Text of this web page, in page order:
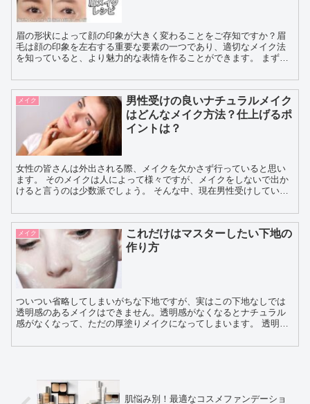
眉の形状によって顔の印象が大きく変わることをご存知ですか？眉
毛は顔の印象を左右する重要な要素の一つであり、適切なメイク法
を知っていると、より魅力的な表情を作ることができます。 まず、
メイク
男性受けの良いナチュラルメイク
はどんなメイク方法？仕上げるポ
イントは？
女性の皆さんは外出される際、メイクを欠かさず行っていると思い
ます。 そのメイクは人によって様々ですが、メイクをしないで出か
けると言うのは少数派でしょう。 そんな中、現在男性受けしている
メイク
これだけはマスターしたい下地の
作り方
ついつい省略してしまいがちな下地ですが、実はこの下地なしでは
透明感のあるメイクはできません。透明感がなくなるとナチュラル
感がなくなって、ただの厚塗りメイクになってしまいます。 透明感
肌悩み別！最適なコスメファンデーショ